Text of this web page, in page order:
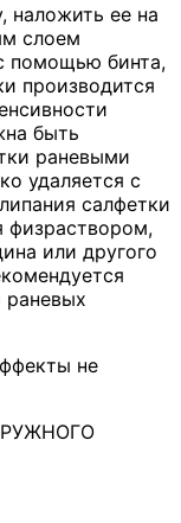
наложить ее на
слоем
помощью бинта,
производится
быть
раневыми
удаляется с
салфетки
физраствором,
или другого
раневых
не